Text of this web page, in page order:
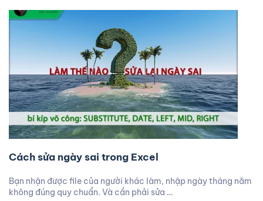
Cách sửa ngày sai trong Excel
Bạn nhận được file của người khác làm, nhập ngày tháng năm
không đúng quy chuẩn. Và cần phải sửa …